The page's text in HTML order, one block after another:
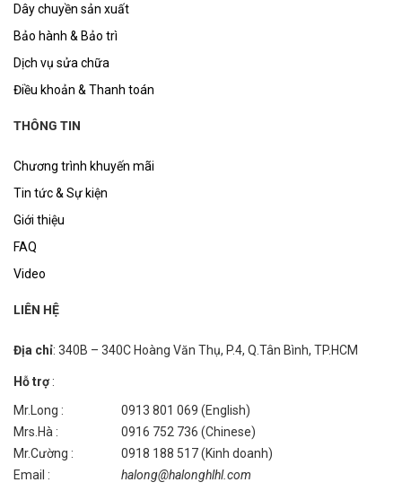
Dây chuyền sản xuất
Bảo hành & Bảo trì
Dịch vụ sửa chữa
Điều khoản & Thanh toán
THÔNG TIN
Chương trình khuyến mãi
Tin tức & Sự kiện
Giới thiệu
FAQ
Video
LIÊN HỆ
Địa chỉ: 340B – 340C Hoàng Văn Thụ, P.4, Q.Tân Bình, TP.HCM
Hỗ trợ:
Mr.Long :
0913 801 069 (English)
Mrs.Hà :
0916 752 736 (Chinese)
Mr.Cường :
0918 188 517 (Kinh doanh)
Email :
halong@halonghlhl.com